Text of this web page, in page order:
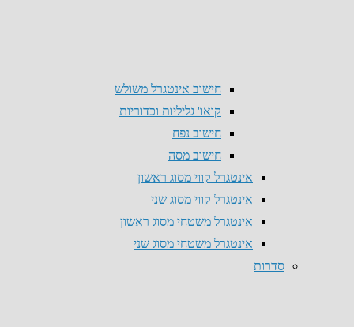
חישוב אינטגרל משולש
קואו' גליליות וכדוריות
חישוב נפח
חישוב מסה
אינטגרל קווי מסוג ראשון
אינטגרל קווי מסוג שני
אינטגרל משטחי מסוג ראשון
אינטגרל משטחי מסוג שני
סדרות